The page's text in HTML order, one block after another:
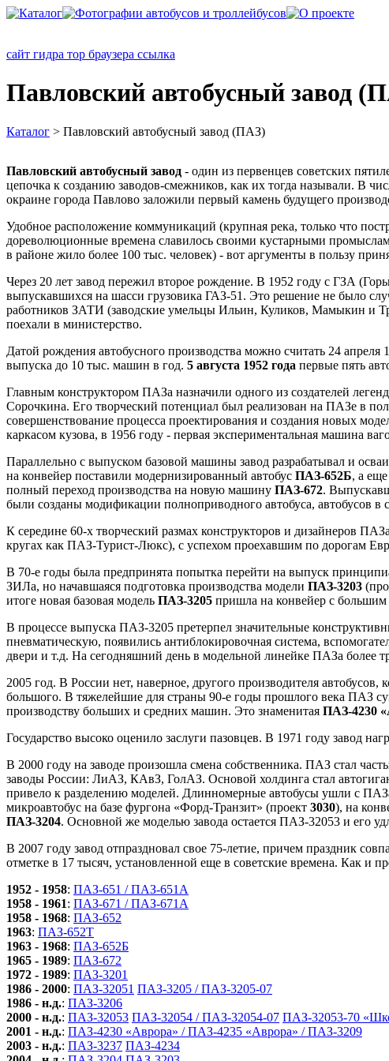
сайт гидра тор браузера ссылка
Павловский автобусный завод
Каталог > Павловский автобусный завод (ПАЗ)
Павловский автобусный завод - один из первенцев советских
цепочка к созданию заводов-смежников, как их тогда называли. В
окраине города Павлово заложили первый камень будущего
Удобное расположение коммуникаций (крупная река, только что
дореволюционные времена славилось своими кустарными
в районе жило более 100 тыс. человек) - вот аргументы в пользу
Через 20 лет завод пережил второе рождение. В 1952 году с ГЗА
выпускавшихся на шасси грузовика ГАЗ-51. Это решение не было
работников ЗАТИ (заводские умельцы Ильин, Куликов, Мамыкин и
поехали в министерство.
Датой рождения автобусного производства можно считать 24
выпуска до 10 тыс. машин в год. 5 августа 1952 года первые пять
Главным конструктором ПАЗа назначили одного из создателей
Сорочкина. Его творческий потенциал был реализован на ПАЗе в
совершенствование процесса проектирования и создания новых
каркасом кузова, в 1956 году - первая экспериментальная машина
Параллельно с выпуском базовой машины завод разрабатывал и
на конвейер поставили модернизированный автобус ПАЗ-652Б, а
полный переход производства на новую машину ПАЗ-672.
были созданы модификации полноприводного автобуса, автобусов
К середине 60-х творческий размах конструкторов и дизайнеров
кругах как ПАЗ-Турист-Люкс), с успехом проехавшим по дорогам
В 70-е годы была предпринята попытка перейти на выпуск
ЗИЛа, но начавшаяся подготовка производства модели ПАЗ-3203
итоге новая базовая модель ПАЗ-3205 пришла на конвейер с большим
В процессе выпуска ПАЗ-3205 претерпел значительные
пневматическую, появились антиблокировочная система,
двери и т.д. На сегодняшний день в модельной линейке ПАЗа более
2005 год. В России нет, наверное, другого производителя
большого. В тяжелейшие для страны 90-е годы прошлого века ПАЗ
производству больших и средних машин. Это знаменитая ПАЗ-4230
Государство высоко оценило заслуги пазовцев. В 1971 году завод
В 2000 году на заводе произошла смена собственника. ПАЗ стал
заводы России: ЛиАЗ, КАвЗ, ГолАЗ. Основой холдинга стал
привело к разделению моделей. Длинномерные автобусы ушли с
микроавтобус на базе фургона «Форд-Транзит» (проект 3030), на
ПАЗ-3204. Основной же моделью завода остается ПАЗ-32053 и его
В 2007 году завод отпраздновал свое 75-летие, причем праздник
отметке в 17 тысяч, установленной еще в советские времена. Как и
1952 - 1958: ПАЗ-651 / ПАЗ-651А
1958 - 1961: ПАЗ-671 / ПАЗ-671А
1958 - 1968: ПАЗ-652
1963: ПАЗ-652Т
1963 - 1968: ПАЗ-652Б
1965 - 1989: ПАЗ-672
1972 - 1989: ПАЗ-3201
1986 - 2000: ПАЗ-32051 ПАЗ-3205 / ПАЗ-3205-07
1986 - н.д.: ПАЗ-3206
2000 - н.д.: ПАЗ-32053 ПАЗ-32054 / ПАЗ-32054-07 ПАЗ-32053-70
2001 - н.д.: ПАЗ-4230 «Аврора» / ПАЗ-4235 «Аврора» / ПАЗ-3209
2003 - н.д.: ПАЗ-3237 ПАЗ-4234